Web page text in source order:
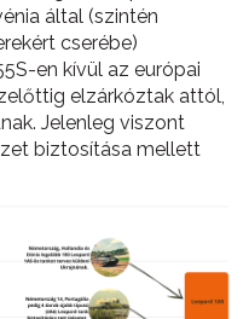
által (szintén
cserébe)
en kívül az európai
elzárkóztak attól,
Jelenleg viszont
biztosítása mellett